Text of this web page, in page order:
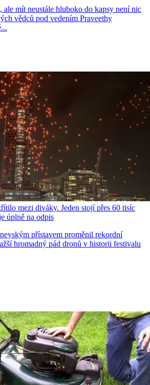
ale mít neustále hluboko do kapsy není nic
vědců pod vedením Praveethy
mezi diváky. Jeden stojí přes 60 tisíc
úplně na odpis
přístavem proměnil rekordní
hromadný pád dronů v historii festivalu